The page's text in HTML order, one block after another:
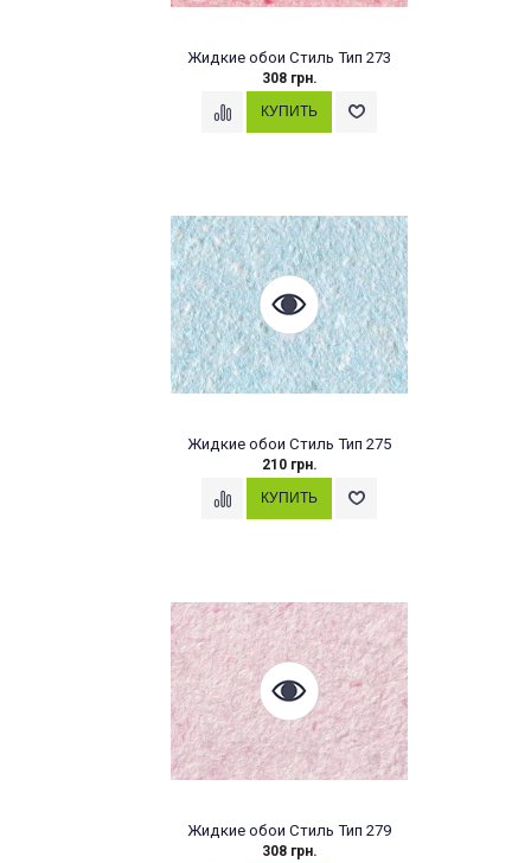
Жидкие обои Стиль Тип 273
308 грн.
Жидкие обои Стиль Тип 275
210 грн.
Жидкие обои Стиль Тип 279
308 грн.